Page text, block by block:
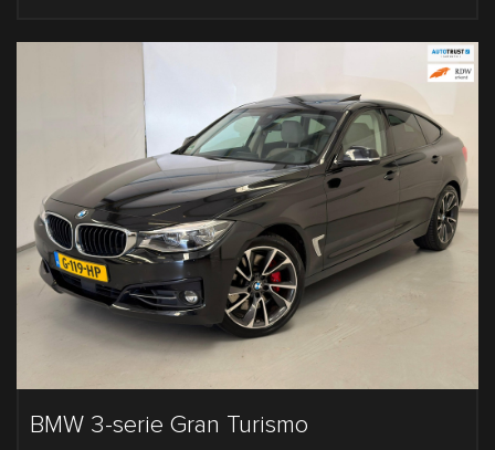
BMW 3-serie Gran Turismo